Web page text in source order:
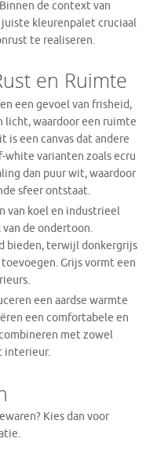
de context van
kleurenpalet cruciaal
te realiseren.
en Ruimte
een gevoel van frisheid,
licht, waardoor een ruimte
een canvas dat andere
white varianten zoals ecru
dan puur wit, waardoor
sfeer ontstaat.
van koel en industrieel
de ondertoon.
bieden, terwijl donkergrijs
Grijs vormt een
een aardse warmte
een comfortabele en
met zowel
interieur.
Kies dan voor